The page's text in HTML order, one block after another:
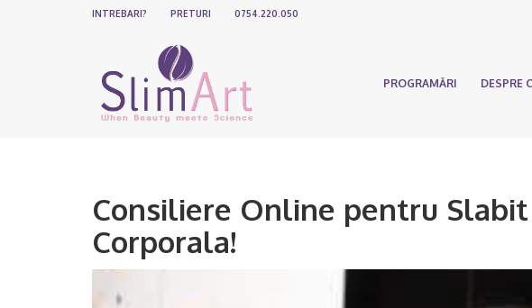
INTREBARI? PRETURI 0754.220.050
PROGRAMĂRI DESPRE
Consiliere Online pentru
Corporala!